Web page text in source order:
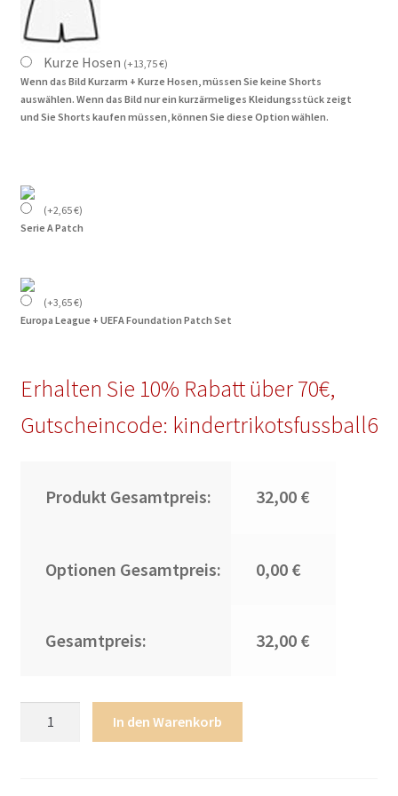
Kurze Hosen (+13,75€)
Wenn das Bild Kurzarm + Kurze Hosen, müssen Sie keine Shorts
auswählen. Wenn das Bild nur ein kurzärmeliges Kleidungsstück zeigt
und Sie Shorts kaufen müssen, können Sie diese Option wählen.
(+2,65€)
Serie A Patch
(+3,65€)
Europa League + UEFA Foundation Patch Set
Erhalten Sie 10% Rabatt über 70€,
Gutscheincode: kindertrikotsfussball6
Produkt Gesamtpreis: 32,00 €
Optionen Gesamtpreis: 0,00 €
Gesamtpreis: 32,00 €
In den Warenkorb